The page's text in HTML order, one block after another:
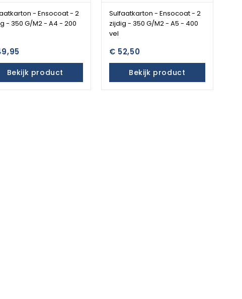
- Ensocoat - 2
- 350 G/M2 - A4 - 200
Bekijk product
Sulfaatkarton - Ensocoat - 2
zijdig - 350 G/M2 - A5 - 400
vel
€ 52,50
Bekijk product